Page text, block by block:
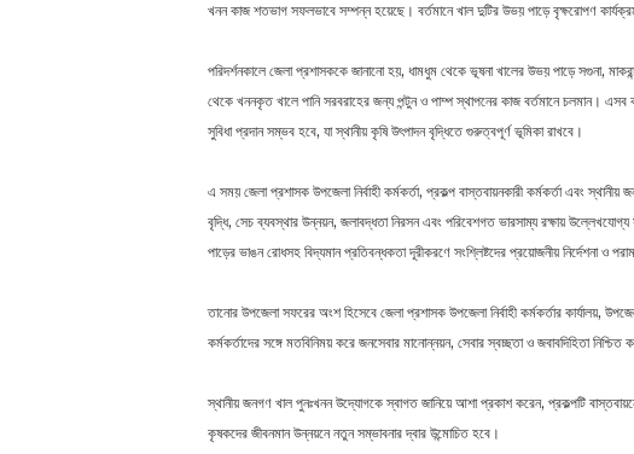
খনন কাজ শতভাগ সফলভাবে সম্পন্ন হয়েছে। বর্তমানে খাল দুটির উভয় পাড়ে বৃক্ষরোপণ
পরিদর্শনকালে জেলা প্রশাসককে জানানো হয়, ধামধুম থেকে ভূষনা খালের উভয় পাড়ে সগুনা,
থেকে খননকৃত খালে পানি সরবরাহের জন্য পন্টুন ও পাম্প স্থাপনের কাজ বর্তমানে চলমান।
সুবিধা প্রদান সম্ভব হবে, যা স্থানীয় কৃষি উৎপাদন বৃদ্ধিতে গুরুত্বপূর্ণ ভূমিকা রাখবে।
এ সময় জেলা প্রশাসক উপজেলা নির্বাহী কর্মকর্তা, প্রকল্প বাস্তবায়নকারী কর্মকর্তা এবং
বৃদ্ধি, সেচ ব্যবস্থার উন্নয়ন, জলাবদ্ধতা নিরসন এবং পরিবেশগত ভারসাম্য রক্ষায় উল্লেখযোগ্য
পাড়ের ভাঙন রোধসহ বিদ্যমান প্রতিবন্ধকতা দূরীকরণে সংশ্লিষ্টদের প্রয়োজনীয় নির্দেশনা ও
তানোর উপজেলা সফরের অংশ হিসেবে জেলা প্রশাসক উপজেলা নির্বাহী কর্মকর্তার কার্যালয়,
কর্মকর্তাদের সঙ্গে মতবিনিময় করে জনসেবার মানোন্নয়ন, সেবার স্বচ্ছতা ও জবাবদিহিতা
স্থানীয় জনগণ খাল পুনঃখনন উদ্যোগকে স্বাগত জানিয়ে আশা প্রকাশ করেন, প্রকল্পটি
কৃষকদের জীবনমান উন্নয়নে নতুন সম্ভাবনার দ্বার উন্মোচিত হবে।